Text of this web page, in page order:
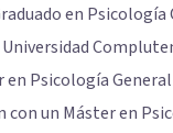
en Psicología
en Psicología
con un Máster en